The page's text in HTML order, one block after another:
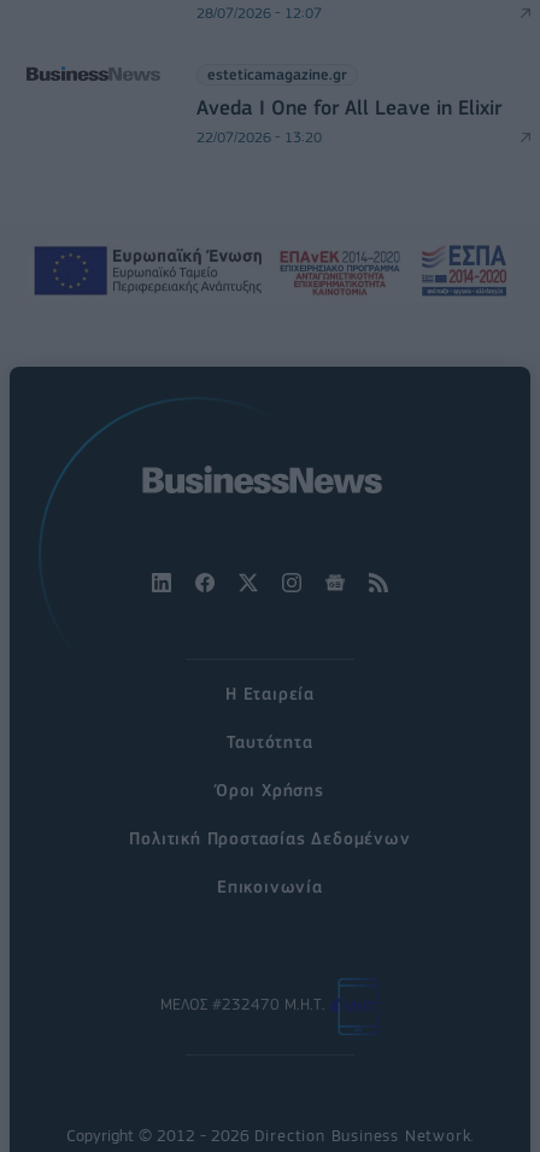
28/07/2026 - 12:07
esteticamagazine.gr
Aveda I One for All Leave in Elixir
22/07/2026 - 13:20
Η Εταιρεία
Ταυτότητα
Όροι Χρήσης
Πολιτική Προστασίας Δεδομένων
Επικοινωνία
ΜΕΛΟΣ #232470 Μ.Η.Τ.
Copyright © 2012 - 2026 Direction Business Network